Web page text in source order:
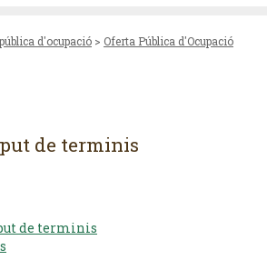
d'ocupació > Oferta Pública d'Ocupació
de terminis
de terminis